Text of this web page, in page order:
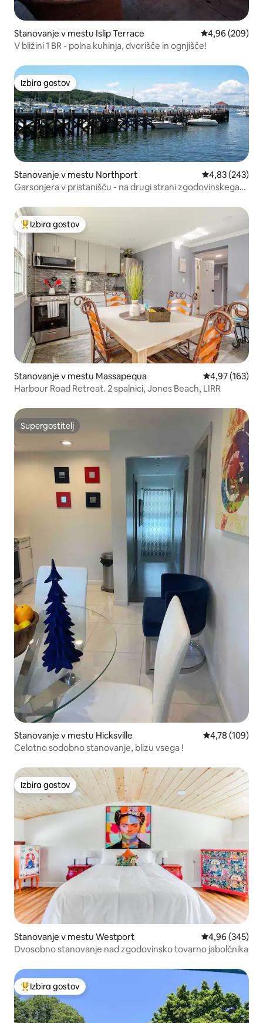
Stanovanje v mestu Islip Terrace Povprečna
4,96 (209)
V bližini 1 BR - polna kuhinja, dvorišče in ognjišče!
Izbira gostov
Izbira gostov
Stanovanje v mestu Northport Povprečna
4,83 (243)
Garsonjera v pristanišču - na drugi strani zgodovinskega
Najbolj priljubljena prenočišča z značko »Izbira gostov«
Izbira gostov
Stanovanje v mestu Massapequa Povprečna
4,97 (163)
Harbour Road Retreat. 2 spalnici, Jones Beach, LIRR
Supergostitelj
Supergostitelj
Stanovanje v mestu Hicksville Povprečna
4,78 (109)
Celotno sodobno stanovanje, blizu vsega !
Izbira gostov
Izbira gostov
Stanovanje v mestu Westport Povprečna
4,96 (345)
Dvosobno stanovanje nad zgodovinsko tovarno jabolčnika
Najbolj priljubljena prenočišča z značko »Izbira gostov«
Izbira gostov